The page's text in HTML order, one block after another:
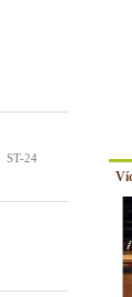
ST-24